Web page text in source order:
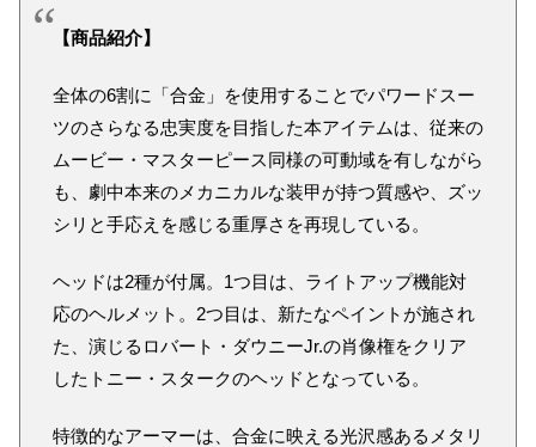
【商品紹介】
全体の6割に「合金」を使用することでパワードスー
ツのさらなる忠実度を目指した本アイテムは、従来の
ムービー・マスターピース同様の可動域を有しながら
も、劇中本来のメカニカルな装甲が持つ質感や、ズッ
シリと手応えを感じる重厚さを再現している。
ヘッドは2種が付属。1つ目は、ライトアップ機能対
応のヘルメット。2つ目は、新たなペイントが施され
た、演じるロバート・ダウニーJr.の肖像権をクリア
したトニー・スタークのヘッドとなっている。
特徴的なアーマーは、合金に映える光沢感あるメタリ